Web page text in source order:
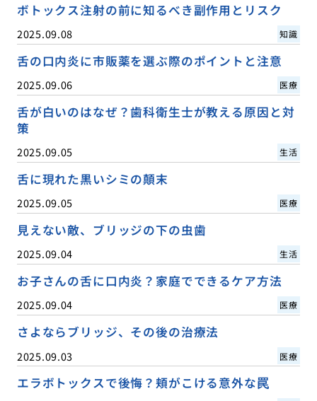
ボトックス注射の前に知るべき副作用とリスク
2025.09.08 知識
舌の口内炎に市販薬を選ぶ際のポイントと注意
2025.09.06 医療
舌が白いのはなぜ？歯科衛生士が教える原因と対
策
2025.09.05 生活
舌に現れた黒いシミの顛末
2025.09.05 医療
見えない敵、ブリッジの下の虫歯
2025.09.04 生活
お子さんの舌に口内炎？家庭でできるケア方法
2025.09.04 医療
さよならブリッジ、その後の治療法
2025.09.03 医療
エラボトックスで後悔？頬がこける意外な罠